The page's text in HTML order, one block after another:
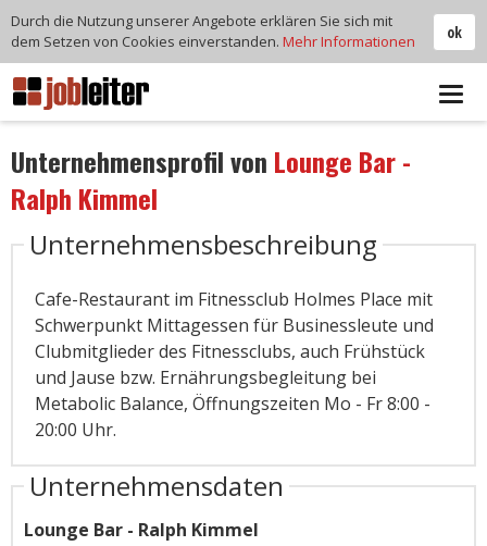
Unternehmensprofil von Lounge Bar -
Ralph Kimmel
Unternehmensbeschreibung
Cafe-Restaurant im Fitnessclub Holmes Place mit
Schwerpunkt Mittagessen für Businessleute und
Clubmitglieder des Fitnessclubs, auch Frühstück
und Jause bzw. Ernährungsbegleitung bei
Metabolic Balance, Öffnungszeiten Mo - Fr 8:00 -
20:00 Uhr.
Unternehmensdaten
Lounge Bar - Ralph Kimmel
ok
Durch die Nutzung unserer Angebote erklären Sie sich mit
dem Setzen von Cookies einverstanden. Mehr Informationen